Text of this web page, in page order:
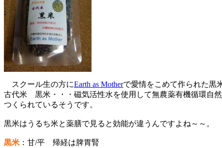
スクール生の方にEarth as Motherで愛情をこめて作られた黒
古代米 黒米・・・磁気活性水を使用して無農薬有機循環自
つくられているそうです。
黒米はうるち米と薬膳で見ると効能が違うんですよね～～。
黒米 ：甘/平 帰経は脾胃腎